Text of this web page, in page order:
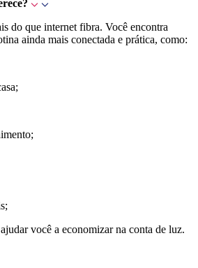
do que internet fibra. Você encontra
ainda mais conectada e prática, como:
você a economizar na conta de luz.